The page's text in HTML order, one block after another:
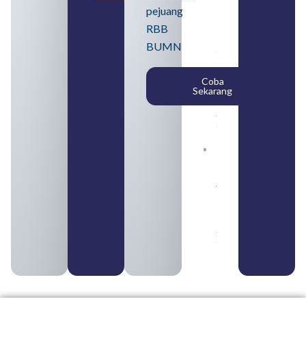
pejuang
RBB
BUMN
Coba
Sekarang
SMA
Syarat,
Posisi,
dan
Cara
Daftar
August 5,
yang
August 4,